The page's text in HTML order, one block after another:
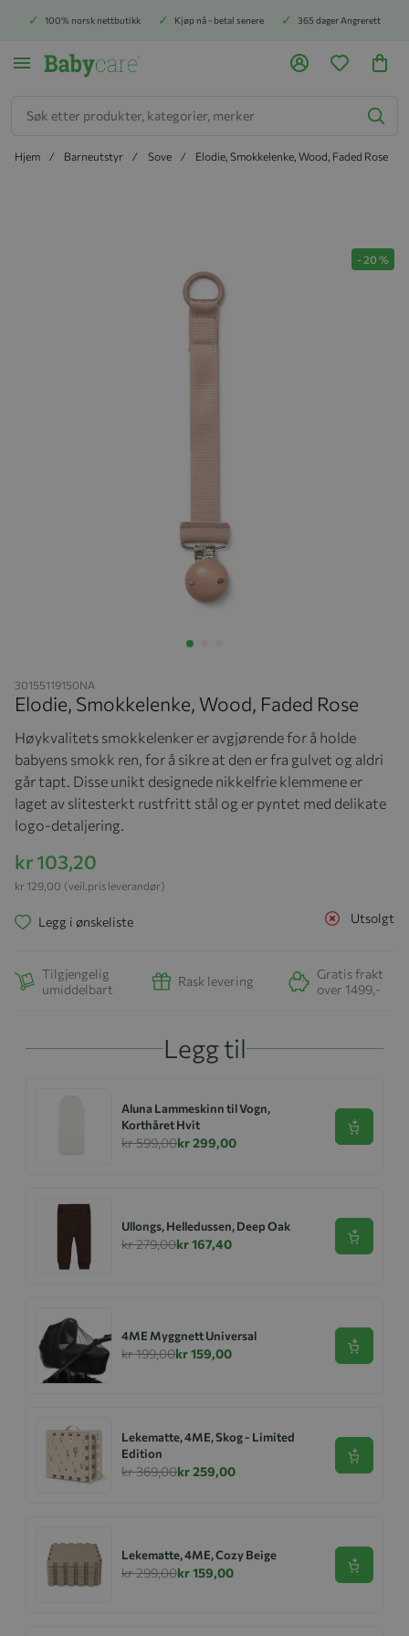
100% norsk nettbutikk Kjøp nå - betal senere 365 dager Angrerett
Hjem Barneutstyr Sove Elodie, Smokkelenke, Wood, Faded Rose
-20 %
30155119150NA
Elodie, Smokkelenke, Wood, Faded Rose
Høykvalitets smokkelenker er avgjørende for å holde
babyens smokk ren, for å sikre at den er fra gulvet og aldri
går tapt. Disse unikt designede nikkelfrie klemmene er
laget av slitesterkt rustfritt stål og er pyntet med delikate
logo-detaljering.
kr 103,20
(veil.pris leverandør)
kr 129,00
Utsolgt
Legg i ønskeliste
Tilgjengelig
umiddelbart
Rask levering
Gratis frakt
over 1499,-
Legg til
Aluna Lammeskinn til Vogn,
Korthåret Hvit
kr 599,00kr 299,00
Se
Ullongs, Helledussen, Deep Oak
kr 279,00kr 167,40 Se
4ME Myggnett Universal
kr 199,00kr 159,00 Se
Lekematte, 4ME, Skog - Limited
Edition
kr 369,00kr 259,00
Se
Lekematte, 4ME, Cozy Beige
kr 299,00kr 159,00 Se